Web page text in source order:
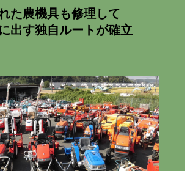
た農機具も修理して
出す独自ルートが確立